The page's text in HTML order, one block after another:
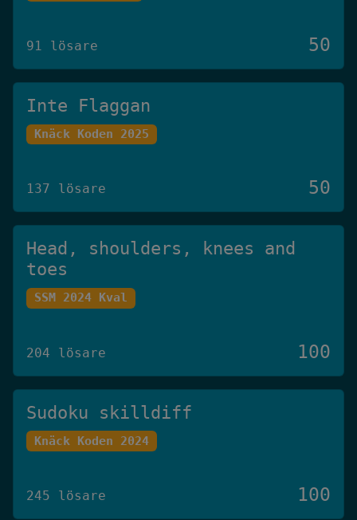
91 lösare 50
Inte Flaggan
Knäck Koden 2025
137 lösare 50
Head, shoulders, knees and
toes
SSM 2024 Kval
204 lösare 100
Sudoku skilldiff
Knäck Koden 2024
245 lösare 100